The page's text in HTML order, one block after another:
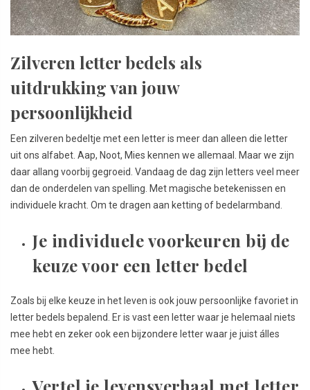
Zilveren letter bedels als
uitdrukking van jouw
persoonlijkheid
Een zilveren bedeltje met een letter is meer dan alleen die letter
uit ons alfabet. Aap, Noot, Mies kennen we allemaal. Maar we zijn
daar allang voorbij gegroeid. Vandaag de dag zijn letters veel meer
dan de onderdelen van spelling. Met magische betekenissen en
individuele kracht. Om te dragen aan ketting of bedelarmband.
Je individuele voorkeuren bij de
keuze voor een letter bedel
Zoals bij elke keuze in het leven is ook jouw persoonlijke favoriet in
letter bedels bepalend. Er is vast een letter waar je helemaal niets
mee hebt en zeker ook een bijzondere letter waar je juist álles
mee hebt.